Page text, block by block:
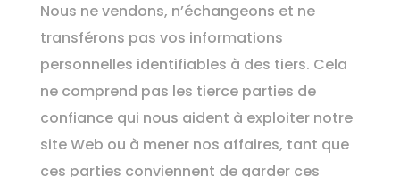
Nous ne vendons, n’échangeons et ne
transférons pas vos informations
personnelles identifiables à des tiers. Cela
ne comprend pas les tierce parties de
confiance qui nous aident à exploiter notre
site Web ou à mener nos affaires, tant que
ces parties conviennent de garder ces